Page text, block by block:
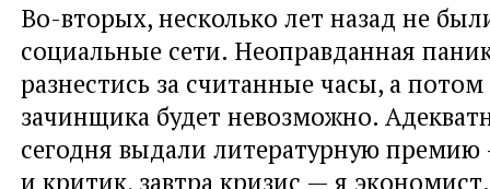
Во-вторых, несколько лет назад не
социальные сети. Неоправданная
разнестись за считанные часы, а
зачинщика будет невозможно.
сегодня выдали литературную
и критик, завтра кризис — я